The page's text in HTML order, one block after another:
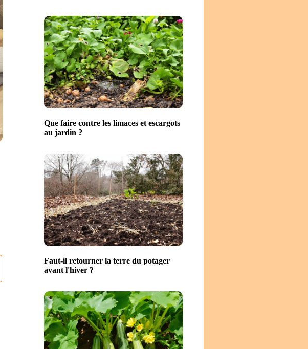
Que faire contre les limaces et escargots
au jardin ?
Faut-il retourner la terre du potager
avant l'hiver ?